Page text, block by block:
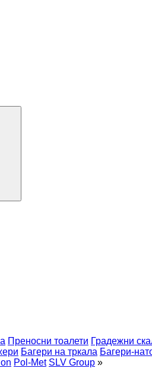
Преносни тоалети Градежни
Багери на тркала Багери-
Pol-Met SLV Group »